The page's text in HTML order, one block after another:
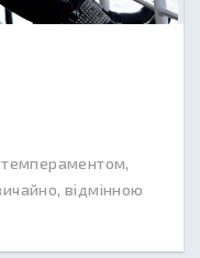
темпераментом,
відмінною